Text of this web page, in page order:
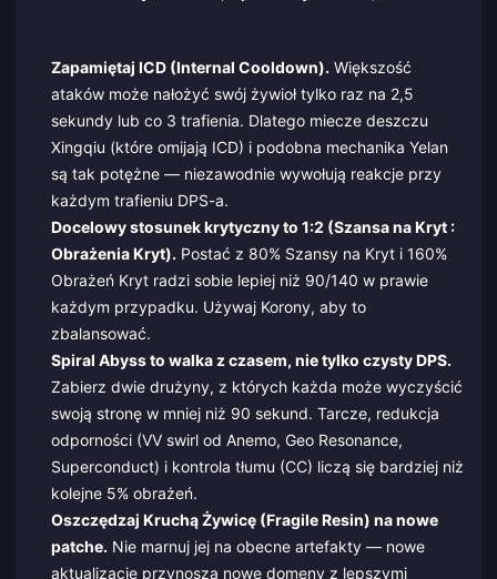
Zapamiętaj ICD (Internal Cooldown). Większość
ataków może nałożyć swój żywioł tylko raz na 2,5
sekundy lub co 3 trafienia. Dlatego miecze deszczu
Xingqiu (które omijają ICD) i podobna mechanika Yelan
są tak potężne — niezawodnie wywołują reakcje przy
każdym trafieniu DPS-a.
Docelowy stosunek krytyczny to 1:2 (Szansa na Kryt :
Obrażenia Kryt). Postać z 80% Szansy na Kryt i 160%
Obrażeń Kryt radzi sobie lepiej niż 90/140 w prawie
każdym przypadku. Używaj Korony, aby to
zbalansować.
Spiral Abyss to walka z czasem, nie tylko czysty DPS.
Zabierz dwie drużyny, z których każda może wyczyścić
swoją stronę w mniej niż 90 sekund. Tarcze, redukcja
odporności (VV swirl od Anemo, Geo Resonance,
Superconduct) i kontrola tłumu (CC) liczą się bardziej niż
kolejne 5% obrażeń.
Oszczędzaj Kruchą Żywicę (Fragile Resin) na nowe
patche. Nie marnuj jej na obecne artefakty — nowe
aktualizacje przynoszą nowe domeny z lepszymi